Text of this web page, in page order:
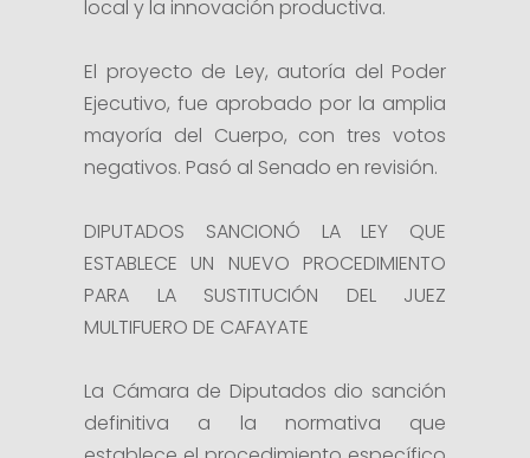
local y la innovación productiva.
El proyecto de Ley, autoría del Poder
Ejecutivo, fue aprobado por la amplia
mayoría del Cuerpo, con tres votos
negativos. Pasó al Senado en revisión.
DIPUTADOS SANCIONÓ LA LEY QUE
ESTABLECE UN NUEVO PROCEDIMIENTO
PARA LA SUSTITUCIÓN DEL JUEZ
MULTIFUERO DE CAFAYATE
La Cámara de Diputados dio sanción
definitiva a la normativa que